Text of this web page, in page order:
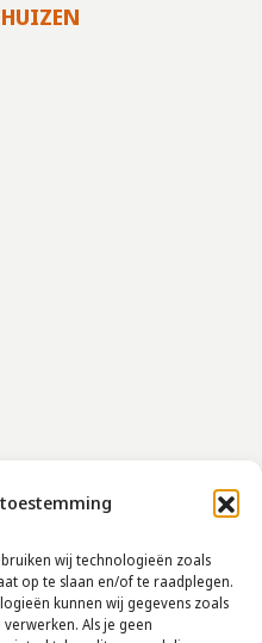
wij technologieën zoals
op te slaan en/of te raadplegen.
kunnen wij gegevens zoals
Als je geen
KLIK HIER!